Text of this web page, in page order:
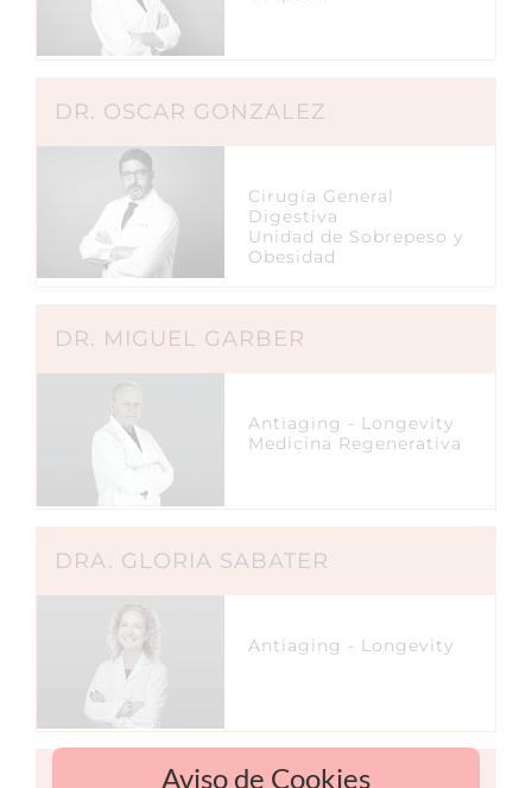
DR. OSCAR GONZALEZ
Cirugía General
Digestiva
Unidad de Sobrepeso y
Obesidad
DR. MIGUEL GARBER
Antiaging - Longevity
Medicina Regenerativa
DRA. GLORIA SABATER
Antiaging - Longevity
Aviso de Cookies